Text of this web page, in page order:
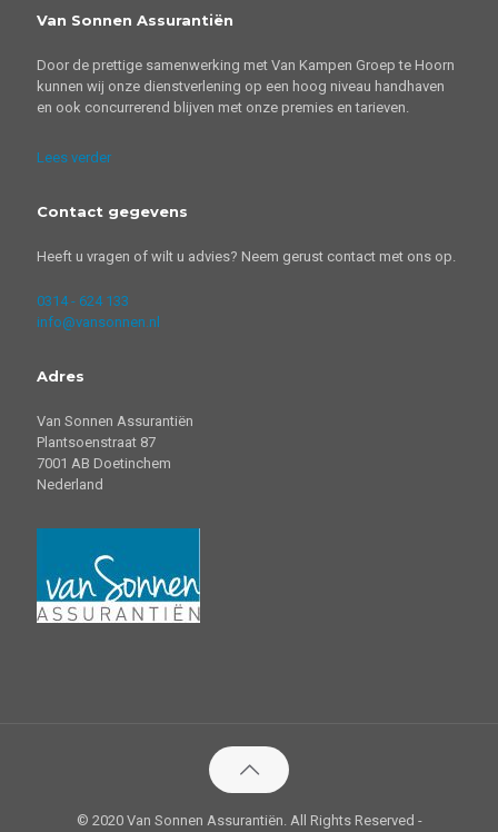
Van Sonnen Assurantiën
Door de prettige samenwerking met Van Kampen Groep te Hoorn
kunnen wij onze dienstverlening op een hoog niveau handhaven
en ook concurrerend blijven met onze premies en tarieven.
Lees verder
Contact gegevens
Heeft u vragen of wilt u advies? Neem gerust contact met ons op.
0314 - 624 133
info@vansonnen.nl
Adres
Van Sonnen Assurantiën
Plantsoenstraat 87
7001 AB Doetinchem
Nederland
© 2020 Van Sonnen Assurantiën. All Rights Reserved -